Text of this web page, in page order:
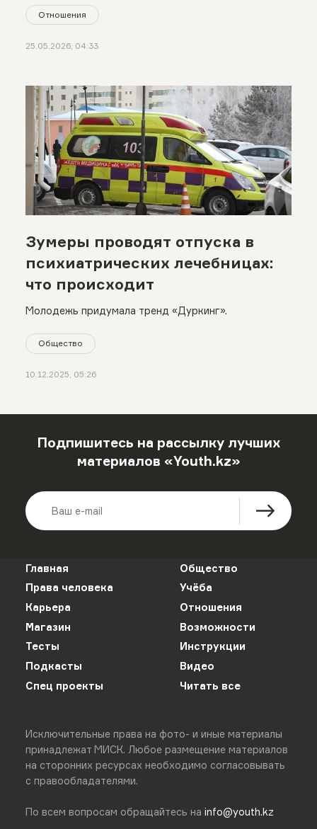
Отношения
25.05.2026, 04:33
Зумеры проводят отпуска в
психиатрических лечебницах:
что происходит
Молодежь придумала тренд «Дуркинг».
Общество
10.12.2025, 05:26
Подпишитесь на рассылку лучших
материалов «Youth.kz»
Главная
Общество
Права человека
Учёба
Карьера
Отношения
Магазин
Возможности
Тесты
Инструкции
Подкасты
Видео
Спец проекты
Читать все
Исключительные права на фото- и иные материалы
принадлежат МИСК. Любое размещение материалов
на сторонних ресурсах необходимо согласовывать
с правообладателями.
По всем вопросам обращайтесь на info@youth.kz